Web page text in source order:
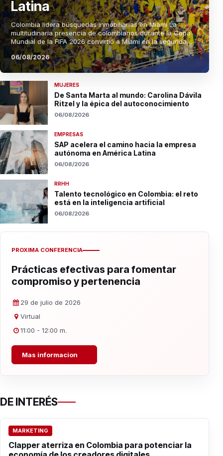
Latina
Colombia lidera búsquedas inmobiliarias en Miami La
multitudinaria presencia de colombianos durante la Copa
Mundial de la FIFA 2026 convirtió a Miami en la segunda
casa de la Selección. Más allá de la...
06/08/2026
MUJERES
De Santa Marta al mundo: Carolina Dávila
Ritzel y la épica del autoconocimiento
06/08/2026
EMPRESAS
SAP acelera el camino hacia la empresa
autónoma en América Latina
06/08/2026
RRHH
Talento tecnológico en Colombia: el reto
está en la inteligencia artificial
06/08/2026
PROXIMA CONFERENCIA
Prácticas efectivas para fomentar
compromiso y pertenencia
29 de julio de 2026
Virtual
11:00 - 12:00 m.
Mas informacion
DE INTERÉS
MARKETING
Clapper aterriza en Colombia para potenciar la